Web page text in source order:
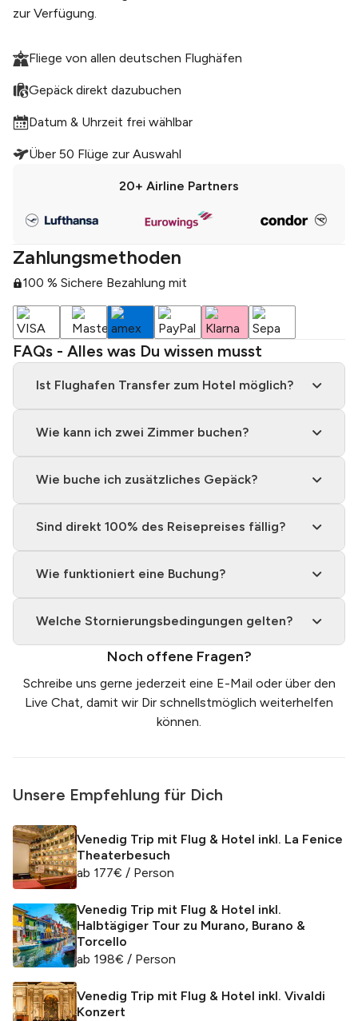
zur Verfügung.
Fliege von allen deutschen Flughäfen
Gepäck direkt dazubuchen
Datum & Uhrzeit frei wählbar
Über 50 Flüge zur Auswahl
20+ Airline Partners
Zahlungsmethoden
100 % Sichere Bezahlung mit
FAQs - Alles was Du wissen musst
Ist Flughafen Transfer zum Hotel möglich?
Wie kann ich zwei Zimmer buchen?
Wie buche ich zusätzliches Gepäck?
Sind direkt 100% des Reisepreises fällig?
Wie funktioniert eine Buchung?
Welche Stornierungsbedingungen gelten?
Noch offene Fragen?
Schreibe uns gerne jederzeit eine E-Mail oder über den
Live Chat, damit wir Dir schnellstmöglich weiterhelfen
können.
Unsere Empfehlung für Dich
Venedig Trip mit Flug & Hotel inkl. La Fenice
Theaterbesuch
ab 177€ / Person
Venedig Trip mit Flug & Hotel inkl.
Halbtägiger Tour zu Murano, Burano &
Torcello
ab 198€ / Person
Venedig Trip mit Flug & Hotel inkl. Vivaldi
Konzert